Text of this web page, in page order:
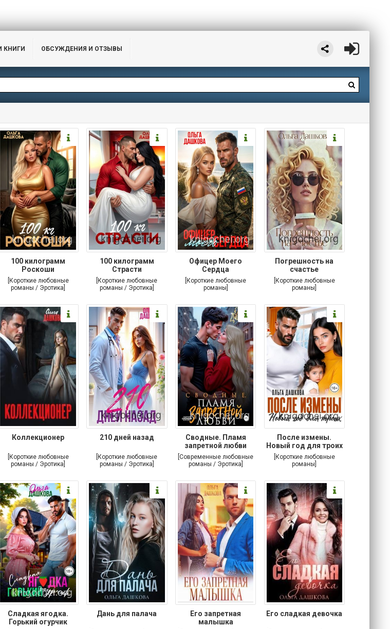
КНИГИ ОБСУЖДЕНИЯ И ОТЗЫВЫ
100 килограмм
Роскоши
[Короткие любовные
романы / Эротика]
100 килограмм
Страсти
[Короткие любовные
романы / Эротика]
Офицер Моего
Сердца
[Короткие любовные
романы]
Погрешность на
счастье
[Короткие любовные
романы]
Коллекционер
[Короткие любовные
романы / Эротика]
210 дней назад
[Короткие любовные
романы / Эротика]
Сводные. Пламя
запретной любви
[Современные любовные
романы / Эротика]
После измены.
Новый год для троих
[Короткие любовные
романы]
Сладкая ягодка.
Горький огурчик
Дань для палача
Его запретная
малышка
Его сладкая девочка